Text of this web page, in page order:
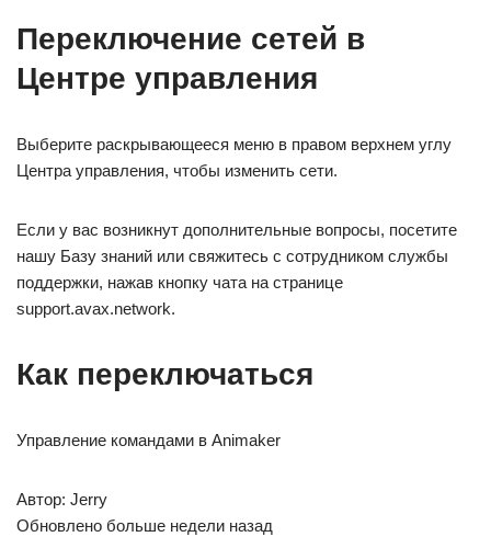
Переключение сетей в
Центре управления
Выберите раскрывающееся меню в правом верхнем углу
Центра управления, чтобы изменить сети.
Если у вас возникнут дополнительные вопросы, посетите
нашу Базу знаний или свяжитесь с сотрудником службы
поддержки, нажав кнопку чата на странице
support.avax.network.
Как переключаться
Управление командами в Animaker
Автор: Jerry
Обновлено больше недели назад